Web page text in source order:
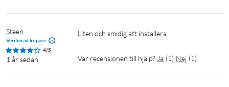
Steen
Verifierad köpare
4/5
1 år sedan
Liten och smidig att installera.
Var recensionen till hjälp? Ja (1) Nej (1)